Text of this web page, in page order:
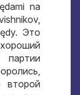
na
Это
,
второй